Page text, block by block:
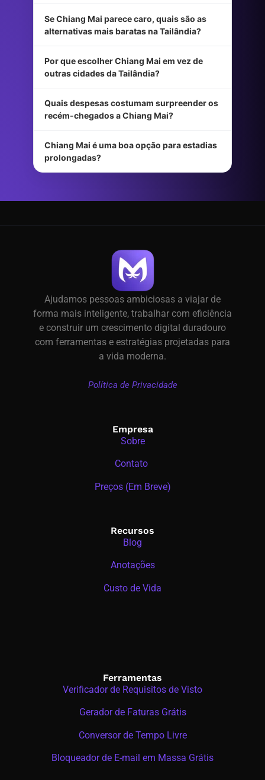
Se Chiang Mai parece caro, quais são as
alternativas mais baratas na Tailândia?
Por que escolher Chiang Mai em vez de
outras cidades da Tailândia?
Quais despesas costumam surpreender os
recém-chegados a Chiang Mai?
Chiang Mai é uma boa opção para estadias
prolongadas?
Ajudamos pessoas ambiciosas a viajar de
forma mais inteligente, trabalhar com eficiência
e construir um crescimento digital duradouro
com ferramentas e estratégias projetadas para
a vida moderna.
Política de Privacidade
Empresa
Sobre
Contato
Preços (Em Breve)
Recursos
Blog
Anotações
Custo de Vida
Ferramentas
Verificador de Requisitos de Visto
Gerador de Faturas Grátis
Conversor de Tempo Livre
Bloqueador de E-mail em Massa Grátis